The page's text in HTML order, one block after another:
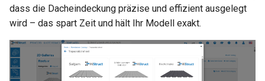
i
a
l
i
dass die Dacheindeckung präzise und effizient ausgelegt
wird – das spart Zeit und hält Ihr Modell exakt.